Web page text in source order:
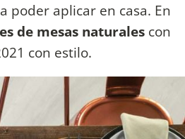
poder aplicar en casa. En
de mesas naturales con
con estilo.